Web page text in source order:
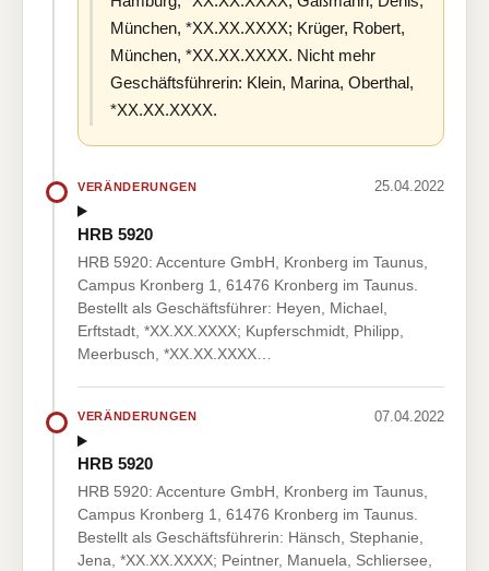
München, *XX.XX.XXXX; Krüger, Robert,
München, *XX.XX.XXXX. Nicht mehr
Geschäftsführerin: Klein, Marina, Oberthal,
*XX.XX.XXXX.
VERÄNDERUNGEN 25.04.2022
HRB 5920
HRB 5920: Accenture GmbH, Kronberg im Taunus,
Campus Kronberg 1, 61476 Kronberg im Taunus.
Bestellt als Geschäftsführer: Heyen, Michael,
Erftstadt, *XX.XX.XXXX; Kupferschmidt, Philipp,
Meerbusch, *XX.XX.XXXX…
VERÄNDERUNGEN 07.04.2022
HRB 5920
HRB 5920: Accenture GmbH, Kronberg im Taunus,
Campus Kronberg 1, 61476 Kronberg im Taunus.
Bestellt als Geschäftsführerin: Hänsch, Stephanie,
Jena, *XX.XX.XXXX; Peintner, Manuela, Schliersee,